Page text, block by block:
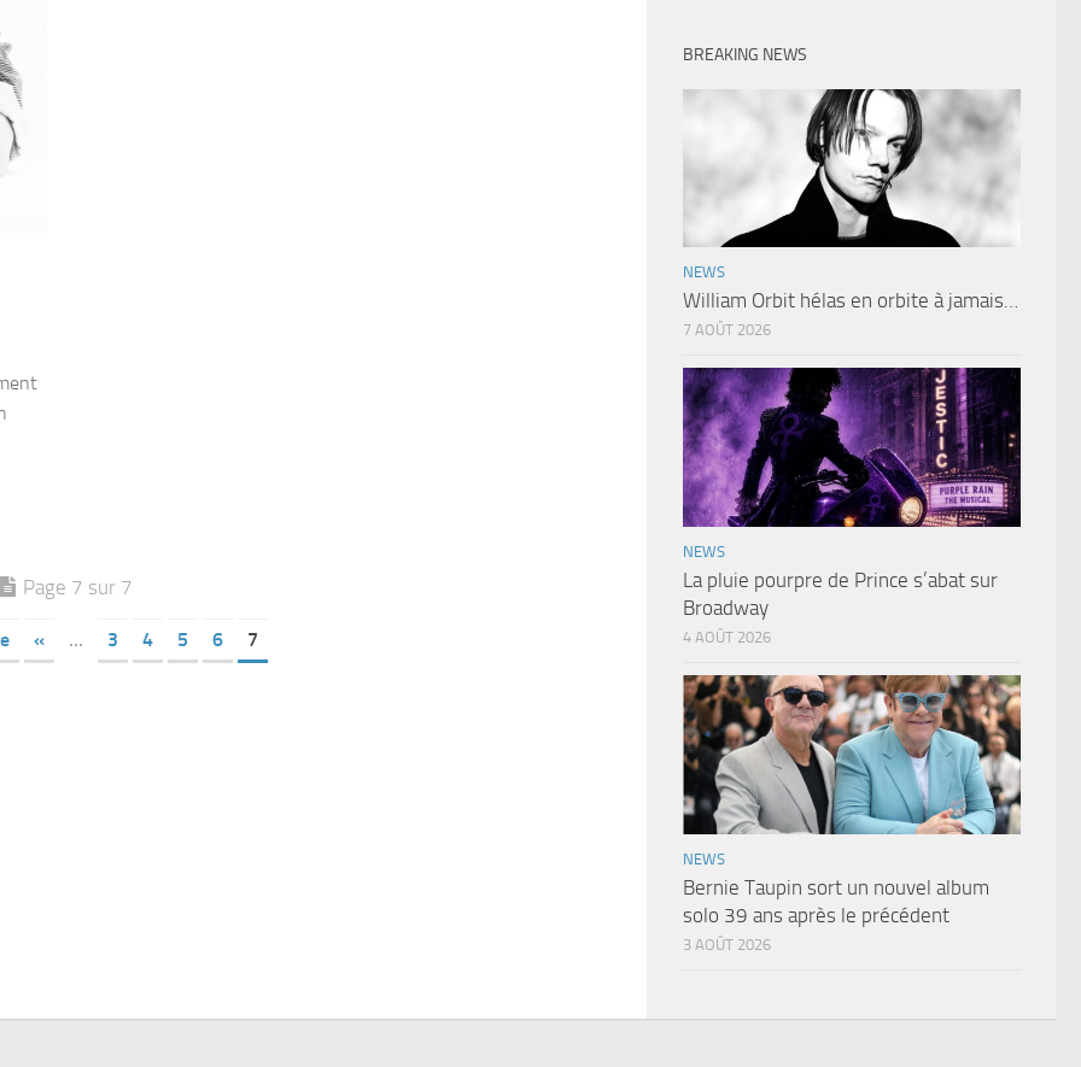
Page 7 sur 7
« … 3 4 5 6 7
BREAKING NEWS
NEWS
William Orbit hélas en orbite à jamais…
7 AOÛT 2026
NEWS
La pluie pourpre de Prince s’abat sur
Broadway
4 AOÛT 2026
NEWS
Bernie Taupin sort un nouvel album
solo 39 ans après le précédent
3 AOÛT 2026